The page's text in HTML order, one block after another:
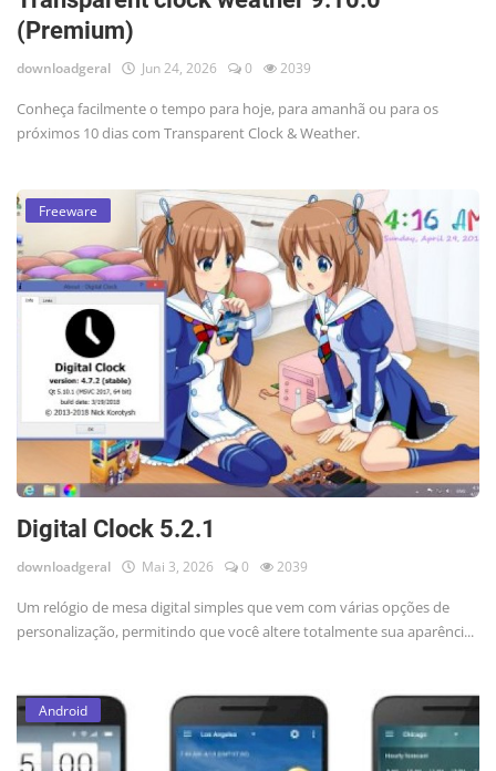
(Premium)
downloadgeral Jun 24, 2026 0 2039
Conheça facilmente o tempo para hoje, para amanhã ou para os
próximos 10 dias com Transparent Clock & Weather.
Freeware
Digital Clock 5.2.1
downloadgeral Mai 3, 2026 0 2039
Um relógio de mesa digital simples que vem com várias opções de
personalização, permitindo que você altere totalmente sua aparênci...
Android